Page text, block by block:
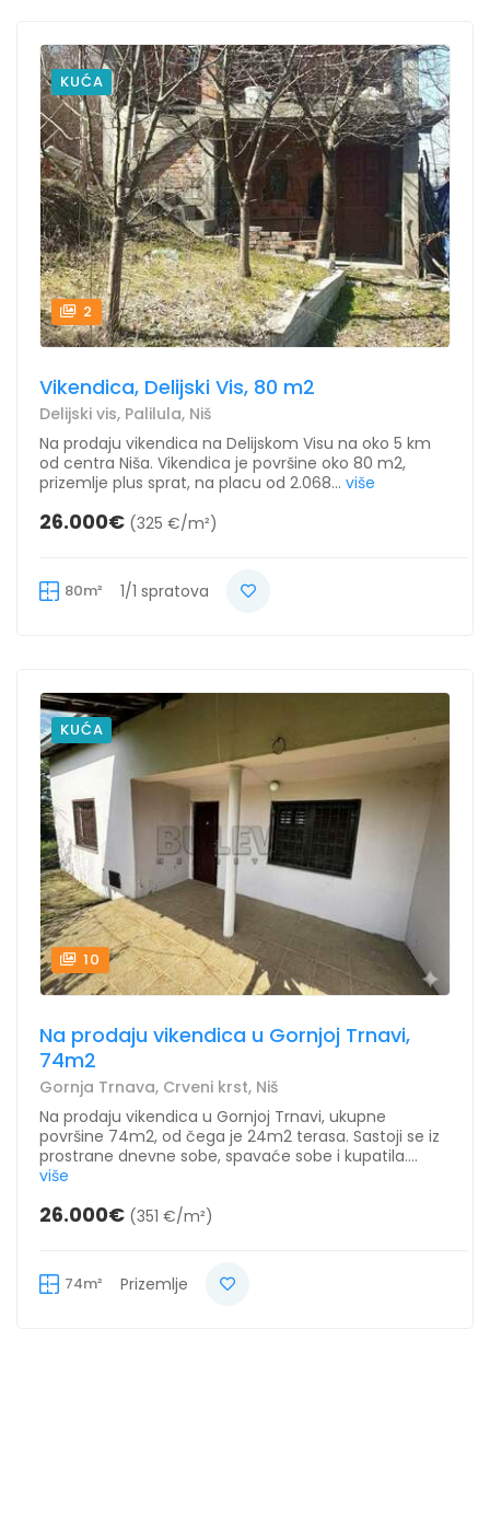
KUĆA
2
Vikendica, Delijski Vis, 80 m2
Delijski vis, Palilula, Niš
Na prodaju vikendica na Delijskom Visu na oko 5 km
od centra Niša. Vikendica je površine oko 80 m2,
prizemlje plus sprat, na placu od 2.068... više
26.000€ (325 €/m²)
80m² 1/1 spratova
KUĆA
10
Na prodaju vikendica u Gornjoj Trnavi,
74m2
Gornja Trnava, Crveni krst, Niš
Na prodaju vikendica u Gornjoj Trnavi, ukupne
površine 74m2, od čega je 24m2 terasa. Sastoji se iz
prostrane dnevne sobe, spavaće sobe i kupatila....
više
26.000€ (351 €/m²)
74m² Prizemlje